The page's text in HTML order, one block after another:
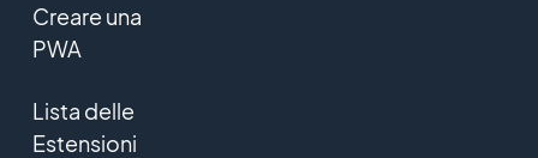
Creare una
PWA
Lista delle
Estensioni